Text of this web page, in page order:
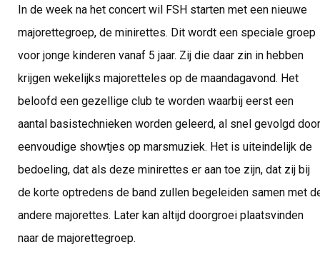
In de week na het concert wil FSH starten met een nieuwe
majorettegroep, de minirettes. Dit wordt een speciale groep
voor jonge kinderen vanaf 5 jaar. Zij die daar zin in hebben
krijgen wekelijks majoretteles op de maandagavond. Het
beloofd een gezellige club te worden waarbij eerst een
aantal basistechnieken worden geleerd, al snel gevolgd door
eenvoudige showtjes op marsmuziek. Het is uiteindelijk de
bedoeling, dat als deze minirettes er aan toe zijn, dat zij bij
de korte optredens de band zullen begeleiden samen met
andere majorettes. Later kan altijd doorgroei plaatsvinden
naar de majorettegroep.